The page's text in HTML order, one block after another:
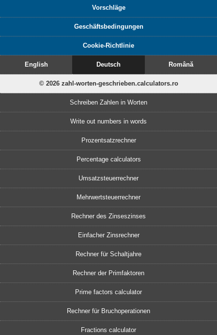
Vorschläge
Geschäftsbedingungen
Cookie-Richtlinie
English Deutsch Română
© 2026 zahl-worten-geschrieben.calculators.ro
Schreiben Zahlen in Worten
Write out numbers in words
Prozentsatzrechner
Percentage calculators
Umsatzsteuerrechner
Mehrwertsteuerrechner
Rechner des Zinseszinses
Einfacher Zinsrechner
Rechner für Schaltjahre
Rechner der Primfaktoren
Prime factors calculator
Rechner für Bruchoperationen
Fractions calculator